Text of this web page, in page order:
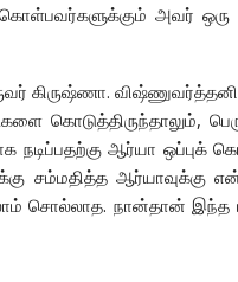
அவர் ஒரு
கிருஷ்ணா.
கொடுத்திருந்தாலும்,
ஆர்யா ஒப்புக்
சம்மதித்த ஆர்யாவுக்கு
சொல்லாத. நான்தான் இந்த